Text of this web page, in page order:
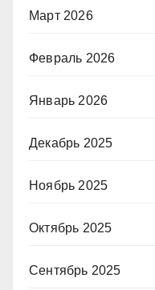
Март 2026
Февраль 2026
Январь 2026
Декабрь 2025
Ноябрь 2025
Октябрь 2025
Сентябрь 2025